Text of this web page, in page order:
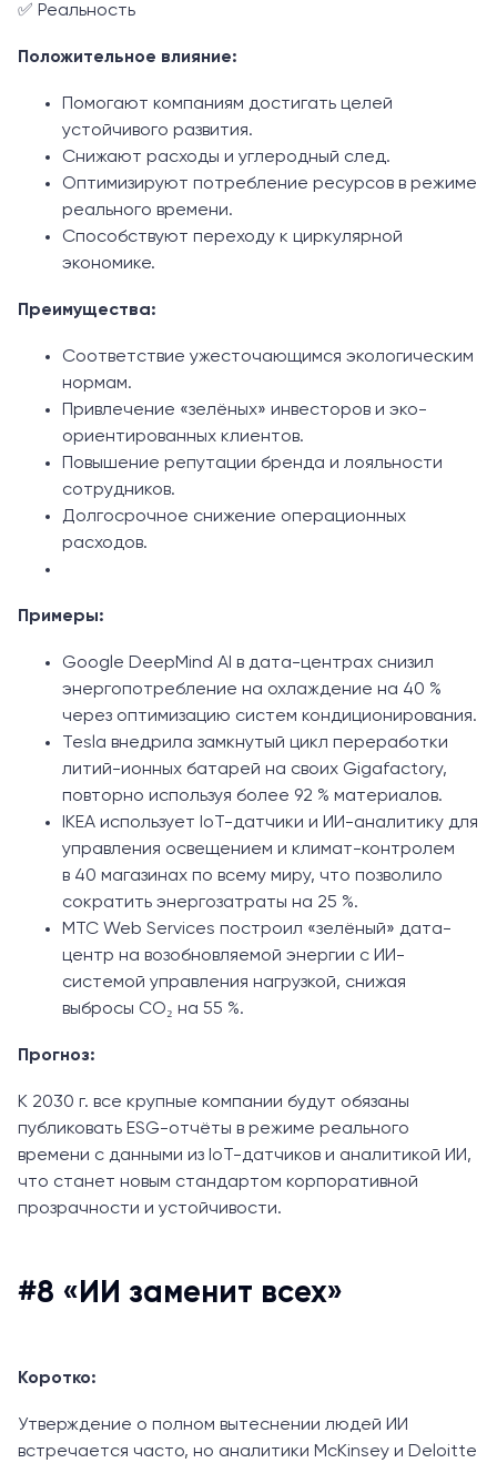
✅ Реальность
Положительное влияние:
Помогают компаниям достигать целей
устойчивого развития.
Снижают расходы и углеродный след.
Оптимизируют потребление ресурсов в режиме
реального времени.
Способствуют переходу к циркулярной
экономике.
Преимущества:
Соответствие ужесточающимся экологическим
нормам.
Привлечение «зелёных» инвесторов и эко-
ориентированных клиентов.
Повышение репутации бренда и лояльности
сотрудников.
Долгосрочное снижение операционных
расходов.
Примеры:
Google DeepMind AI в дата-центрах снизил
энергопотребление на охлаждение на 40 %
через оптимизацию систем кондиционирования.
Tesla внедрила замкнутый цикл переработки
литий-ионных батарей на своих Gigafactory,
повторно используя более 92 % материалов.
IKEA использует IoT-датчики и ИИ-аналитику для
управления освещением и климат-контролем
в 40 магазинах по всему миру, что позволило
сократить энергозатраты на 25 %.
МТС Web Services построил «зелёный» дата-
центр на возобновляемой энергии с ИИ-
системой управления нагрузкой, снижая
выбросы CO₂ на 55 %.
Прогноз:
К 2030 г. все крупные компании будут обязаны
публиковать ESG-отчёты в режиме реального
времени с данными из IoT-датчиков и аналитикой ИИ,
что станет новым стандартом корпоративной
прозрачности и устойчивости.
#8 «ИИ заменит всех»
Коротко:
Утверждение о полном вытеснении людей ИИ
встречается часто, но аналитики McKinsey и Deloitte